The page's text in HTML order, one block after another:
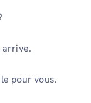
arrive.
pour vous.